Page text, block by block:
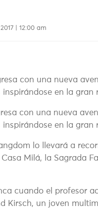
| 12:00 am
con una nueva
en la gran
con una nueva
inspirándose en la gran
lo llevará a
Milá, la Sagrada
cuando el profesor
Kirsch, un joven